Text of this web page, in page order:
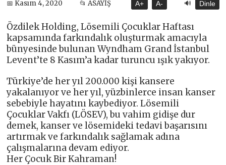
📅 Kasım 4, 2020 📂 ASAYİŞ A+ A- 🔊 Dinle
Özdilek Holding, Lösemili Çocuklar Haftası
kapsamında farkındalık oluşturmak amacıyla
bünyesinde bulunan Wyndham Grand İstanbul
Levent’te 8 Kasım’a kadar turuncu ışık yakıyor.
Türkiye’de her yıl 200.000 kişi kansere
yakalanıyor ve her yıl, yüzbinlerce insan kanser
sebebiyle hayatını kaybediyor. Lösemili
Çocuklar Vakfı (LÖSEV), bu vahim gidişe dur
demek, kanser ve lösemideki tedavi başarısını
artırmak ve farkındalık sağlamak adına
çalışmalarına devam ediyor.
Her Çocuk Bir Kahraman!